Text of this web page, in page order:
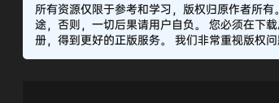
所有资源仅限于参考和学习，版权归原作者所
途，否则，一切后果请用户自负。 您必须在下
册，得到更好的正版服务。 我们非常重视版权